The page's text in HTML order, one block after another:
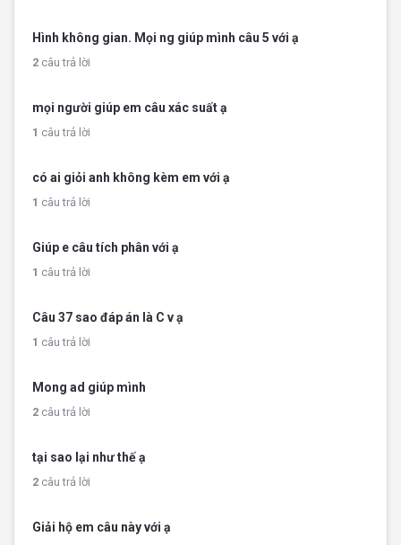
Hình không gian. Mọi ng giúp mình câu 5 với ạ
2 câu trả lời
mọi người giúp em câu xác suất ạ
1 câu trả lời
có ai giỏi anh không kèm em với ạ
1 câu trả lời
Giúp e câu tích phân với ạ
1 câu trả lời
Câu 37 sao đáp án là C v ạ
1 câu trả lời
Mong ad giúp mình
2 câu trả lời
tại sao lại như thế ạ
2 câu trả lời
Giải hộ em câu này với ạ